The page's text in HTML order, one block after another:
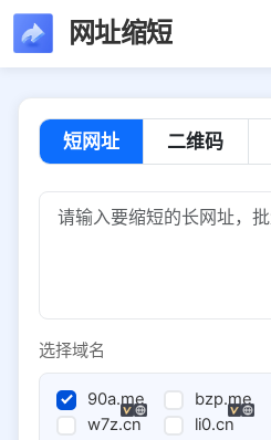
网址缩短
短网址 二维码
选择域名
90a.me bzp.me
w7z.cn
li0.cn